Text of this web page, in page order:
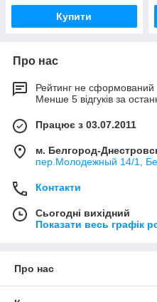
Купити
Про нас
Рейтинг не сформований
Менше 5 відгуків за
Працює з 03.07.2011
м. Белгород-
пер.Молодежный 14/1,
Контакти
Сьогодні вихідний
Показати весь графік
Про нас